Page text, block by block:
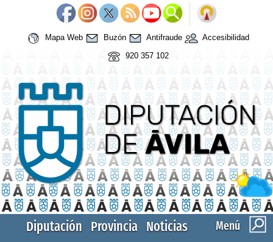
Mapa Web Buzón Antifraude
Accesibilidad
920 357 102
Menú
Diputación Provincia Noticias